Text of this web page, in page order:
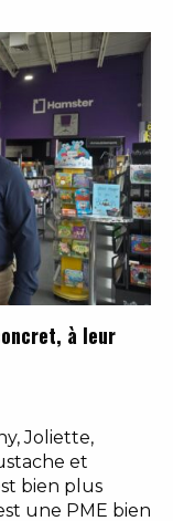
à leur
Joliette,
et
bien plus
une PME bien